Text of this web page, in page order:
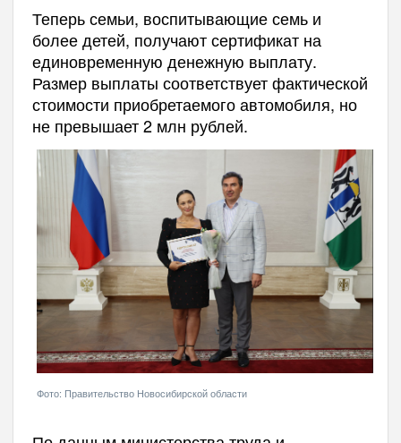
Теперь семьи, воспитывающие семь и
более детей, получают сертификат на
единовременную денежную выплату.
Размер выплаты соответствует фактической
стоимости приобретаемого автомобиля, но
не превышает 2 млн рублей.
Фото: Правительство Новосибирской области